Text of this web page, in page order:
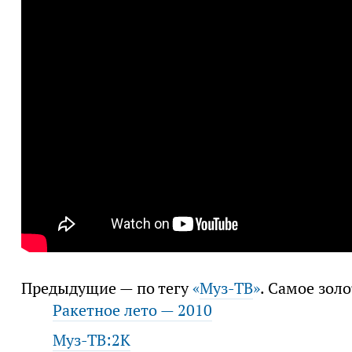
Предыдущие — по тегу«Муз-ТВ». Самое
Ракетное лето — 2010
Муз-ТВ:2К